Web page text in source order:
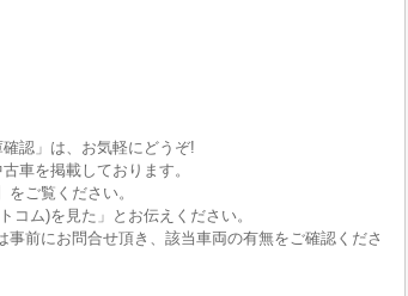
認」は、お気軽にどうぞ!
車を掲載しております。
ご覧ください。
コム)を見た」とお伝えください。
前にお問合せ頂き、該当車両の有無をご確認くださ